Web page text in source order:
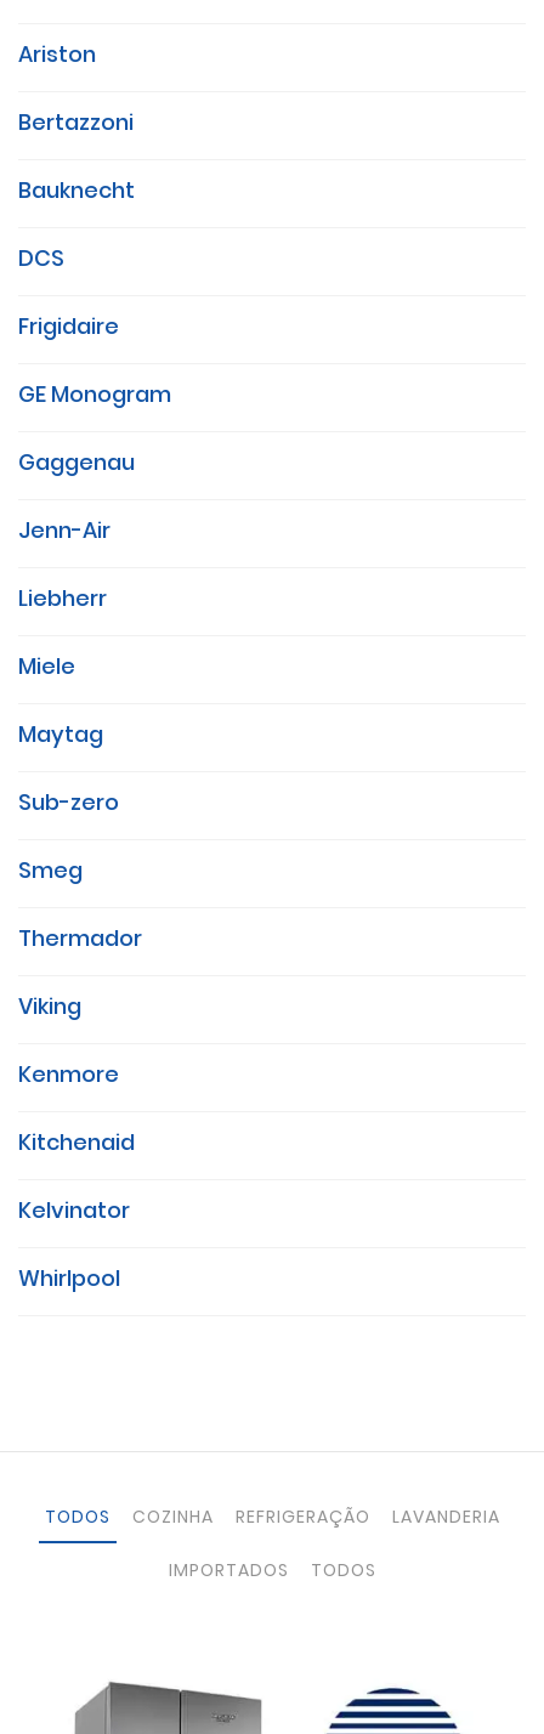
Ariston
Bertazzoni
Bauknecht
DCS
Frigidaire
GE Monogram
Gaggenau
Jenn-Air
Liebherr
Miele
Maytag
Sub-zero
Smeg
Thermador
Viking
Kenmore
Kitchenaid
Kelvinator
Whirlpool
TODOS COZINHA REFRIGERAÇÃO LAVANDERIA
IMPORTADOS TODOS